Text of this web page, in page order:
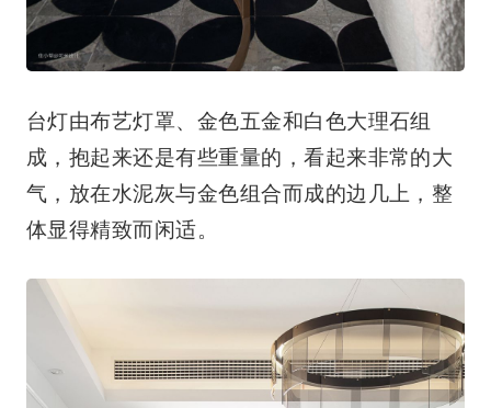
台灯由布艺灯罩、金色五金和白色大理石组
成，抱起来还是有些重量的，看起来非常的大
气，放在水泥灰与金色组合而成的边几上，整
体显得精致而闲适。